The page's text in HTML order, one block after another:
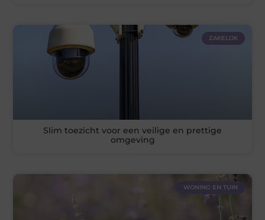
ZAKELIJK
Slim toezicht voor een veilige en prettige
omgeving
WONING EN TUIN